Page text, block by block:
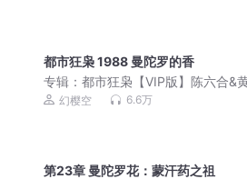
都市狂枭 1988 曼陀罗的香
专辑：都市狂枭【VIP版】陈六合&
万｜都市之最强狂兵
幻樱空 6.6万
第23章 曼陀罗花：蒙汗药之祖